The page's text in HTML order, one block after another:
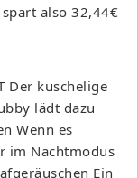
also 32,44€
Der kuschelige
lädt dazu
Wenn es
im Nachtmodus
Ein